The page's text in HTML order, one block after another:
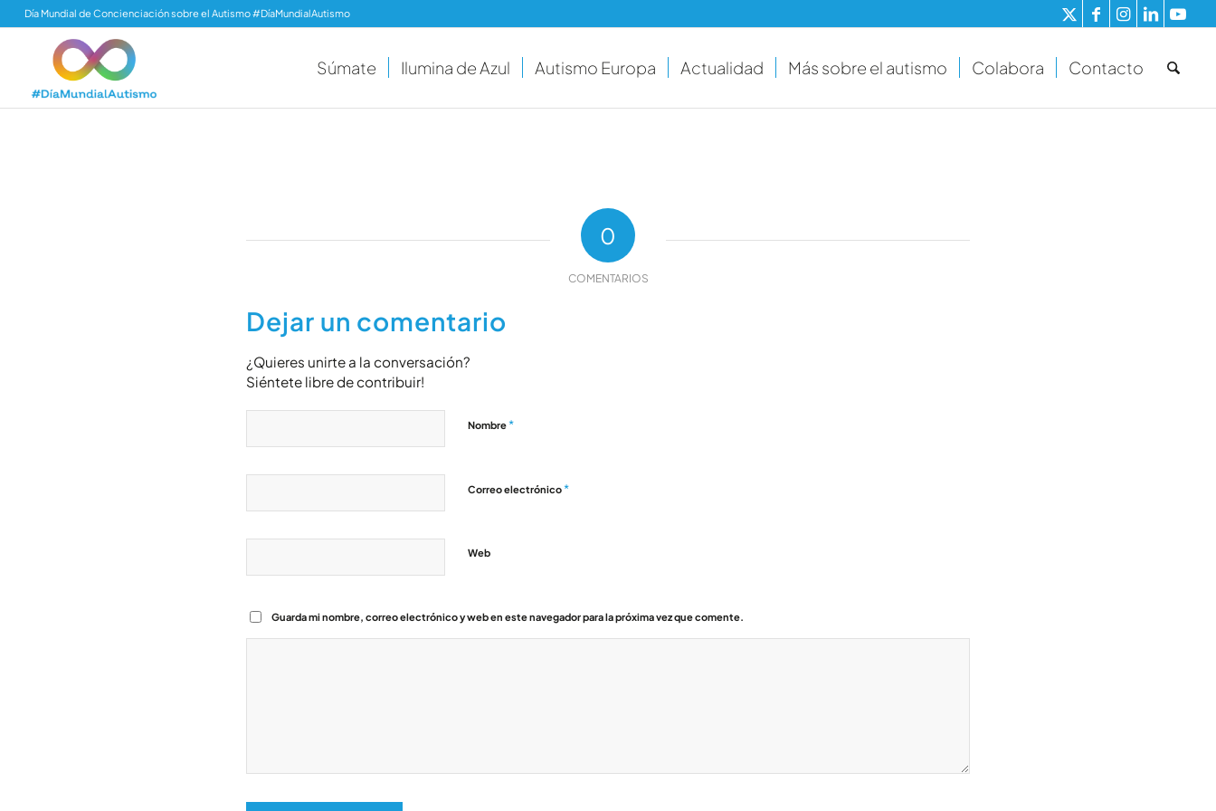
Día Mundial de Concienciación sobre el Autismo #DíaMundialAutismo
Súmate Ilumina de Azul Autismo Europa Actualidad Más sobre el autismo Colabora Contacto
0
COMENTARIOS
Dejar un comentario
¿Quieres unirte a la conversación?
Siéntete libre de contribuir!
Nombre*
Correo electrónico*
Web
Guarda mi nombre, correo electrónico y web en este navegador para la próxima vez que comente.